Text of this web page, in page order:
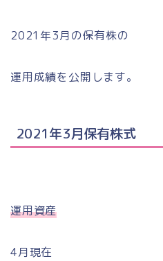
2021年3月の保有株の
運用成績を公開します。
2021年3月保有株式
運用資産
4月現在